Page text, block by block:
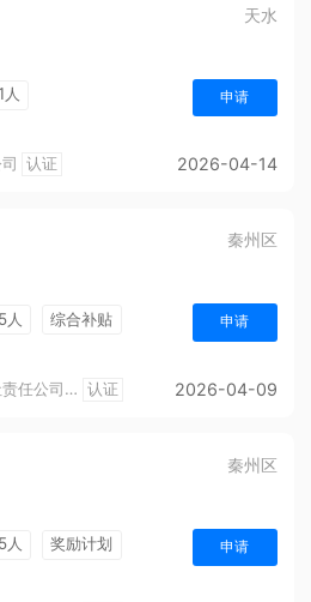
天水
人 申请
认证 2026-04-14
秦州区
5人
综合补贴
申请
西安藏宝港湾旅行社责任公司天水分公司 认证 2026-04-09
秦州区
5人
奖励计划
申请